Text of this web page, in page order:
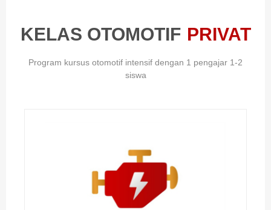
KELAS OTOMOTIF PRIVAT
Program kursus otomotif intensif dengan 1 pengajar 1-2
siswa